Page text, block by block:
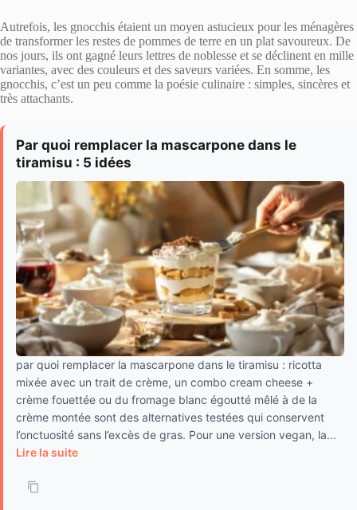
Autrefois, les gnocchis étaient un moyen astucieux pour les ménagères
de transformer les restes de pommes de terre en un plat savoureux. De
nos jours, ils ont gagné leurs lettres de noblesse et se déclinent en mille
variantes, avec des couleurs et des saveurs variées. En somme, les
gnocchis, c’est un peu comme la poésie culinaire : simples, sincères et
très attachants.
Par quoi remplacer la mascarpone dans le
tiramisu : 5 idées
par quoi remplacer la mascarpone dans le tiramisu : ricotta
mixée avec un trait de crème, un combo cream cheese +
crème fouettée ou du fromage blanc égoutté mêlé à de la
crème montée sont des alternatives testées qui conservent
l’onctuosité sans l’excès de gras. Pour une version vegan, la...
Lire la suite